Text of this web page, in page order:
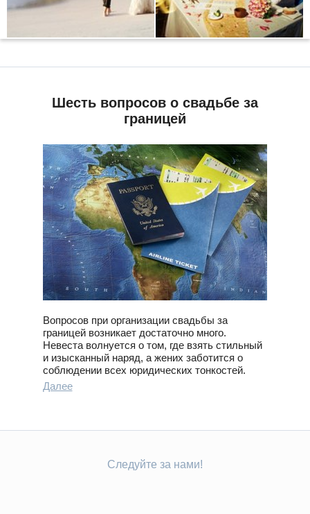
Шесть вопросов о свадьбе за
границей
Вопросов при организации свадьбы за
границей возникает достаточно много.
Невеста волнуется о том, где взять стильный
и изысканный наряд, а жених заботится о
соблюдении всех юридических тонкостей.
Далее
Следуйте за нами!